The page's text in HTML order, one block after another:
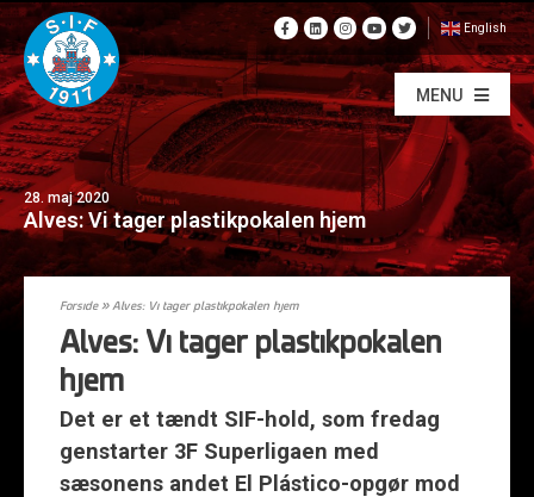
English
MENU
28. maj 2020
Alves: Vi tager plastikpokalen hjem
Forside»Alves: Vi tager plastikpokalen hjem
Alves: Vi tager plastikpokalen
hjem
Det er et tændt SIF-hold, som fredag
genstarter 3F Superligaen med
sæsonens andet El Plástico-opgør mod